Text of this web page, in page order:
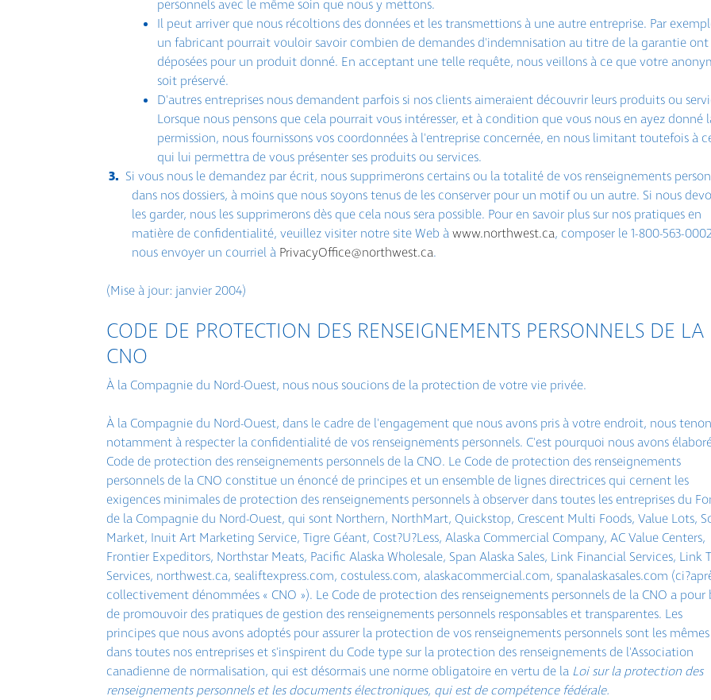
personnels avec le même soin que nous y mettons.
Il peut arriver que nous récoltions des données et les transmettions à une autre entreprise. Par
un fabricant pourrait vouloir savoir combien de demandes d'indemnisation au titre de la garantie
déposées pour un produit donné. En acceptant une telle requête, nous veillons à ce que votre
soit préservé.
D'autres entreprises nous demandent parfois si nos clients aimeraient découvrir leurs produits ou
Lorsque nous pensons que cela pourrait vous intéresser, et à condition que vous nous en ayez donné
permission, nous fournissons vos coordonnées à l'entreprise concernée, en nous limitant toutefois à
qui lui permettra de vous présenter ses produits ou services.
Si vous nous le demandez par écrit, nous supprimerons certains ou la totalité de vos renseignements
dans nos dossiers, à moins que nous soyons tenus de les conserver pour un motif ou un autre. Si nous
les garder, nous les supprimerons dès que cela nous sera possible. Pour en savoir plus sur nos pratiques en
matière de confidentialité, veuillez visiter notre site Web àwww.northwest.ca, composer le 1-800-563-
nous envoyer un courriel à PrivacyOffice@northwest.ca.
(Mise à jour: janvier 2004)
CODE DE PROTECTION DES RENSEIGNEMENTS PERSONNELS DE LA
CNO
À la Compagnie du Nord-Ouest, nous nous soucions de la protection de votre vie privée.
À la Compagnie du Nord-Ouest, dans le cadre de l'engagement que nous avons pris à votre endroit, nous
notamment à respecter la confidentialité de vos renseignements personnels. C'est pourquoi nous avons
Code de protection des renseignements personnels de la CNO. Le Code de protection des renseignements
personnels de la CNO constitue un énoncé de principes et un ensemble de lignes directrices qui cernent les
exigences minimales de protection des renseignements personnels à observer dans toutes les entreprises du
de la Compagnie du Nord-Ouest, qui sont Northern, NorthMart, Quickstop, Crescent Multi Foods, Value Lots,
Market, Inuit Art Marketing Service, Tigre Géant, Cost?U?Less, Alaska Commercial Company, AC Value Centers,
Frontier Expeditors, Northstar Meats, Pacific Alaska Wholesale, Span Alaska Sales, Link Financial Services, Link
Services, northwest.ca, sealiftexpress.com, costuless.com, alaskacommercial.com, spanalaskasales.com
collectivement dénommées « CNO »). Le Code de protection des renseignements personnels de la CNO a pour
de promouvoir des pratiques de gestion des renseignements personnels responsables et transparentes. Les
principes que nous avons adoptés pour assurer la protection de vos renseignements personnels sont les mêmes
dans toutes nos entreprises et s'inspirent du Code type sur la protection des renseignements de l'Association
canadienne de normalisation, qui est désormais une norme obligatoire en vertu de la Loi sur la protection des
renseignements personnels et les documents électroniques, qui est de compétence fédérale.